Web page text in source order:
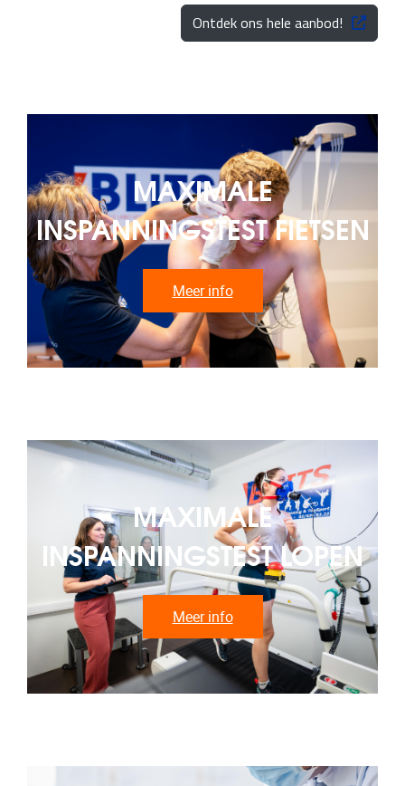
Ontdek ons hele aanbod!
MAXIMALE
INSPANNINGSTEST FIETSEN
Meer info
MAXIMALE
INSPANNINGSTEST LOPEN
Meer info